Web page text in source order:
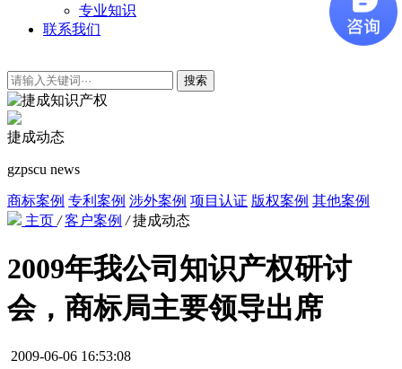
专业知识
联系我们
搜索
捷成动态
gzpscu news
商标案例 专利案例 涉外案例 项目认证 版权案例 其他案例
主页 / 客户案例 / 捷成动态
2009年我公司知识产权研讨
会，商标局主要领导出席
2009-06-06 16:53:08